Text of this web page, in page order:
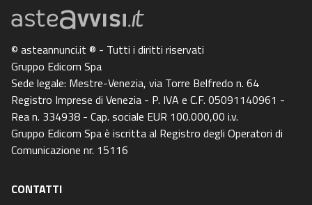
© asteannunci.it ® - Tutti i diritti riservati
Gruppo Edicom Spa
Sede legale: Mestre-Venezia, via Torre Belfredo n. 64
Registro Imprese di Venezia - P. IVA e C.F. 05091140961 -
Rea n. 334938 - Cap. sociale EUR 100.000,00 i.v.
Gruppo Edicom Spa è iscritta al Registro degli Operatori di
Comunicazione nr. 15116
CONTATTI